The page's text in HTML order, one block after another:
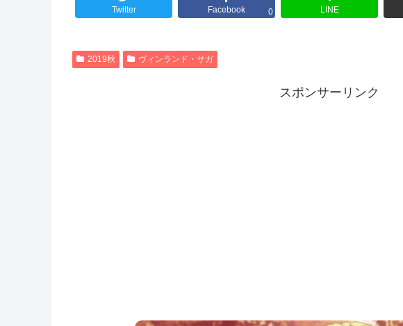
Twitter Facebook 0 LINE
2019秋 ヴィンランド・サガ
スポンサーリンク